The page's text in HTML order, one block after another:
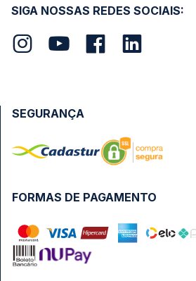
SIGA NOSSAS REDES SOCIAIS:
FORMAS DE PAGAMENTO
SEGURANÇA